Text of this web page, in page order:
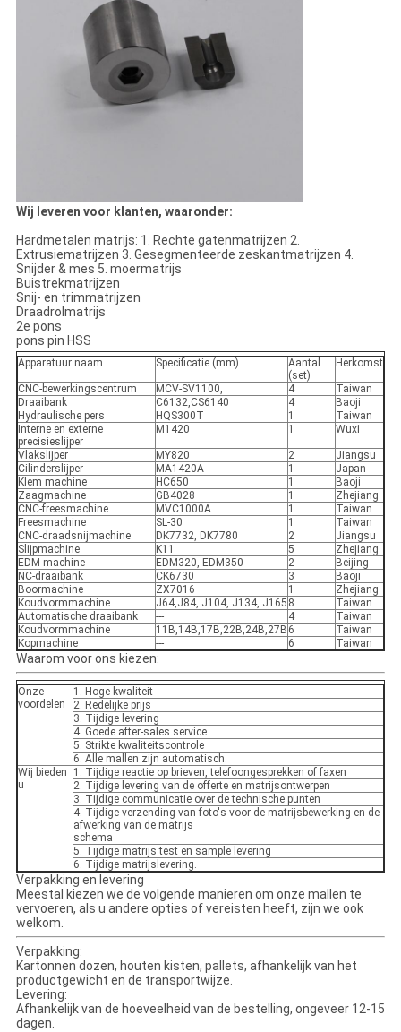
Wij leveren voor klanten, waaronder:
Hardmetalen matrijs: 1. Rechte gatenmatrijzen 2.
Extrusiematrijzen 3. Gesegmenteerde zeskantmatrijzen 4.
Snijder & mes 5. moermatrijs
Buistrekmatrijzen
Snij- en trimmatrijzen
Draadrolmatrijs
2e pons
pons pin HSS
Apparatuur naam Specificatie (mm)
Aantal
(set)
Herkomst
CNC-bewerkingscentrum MCV-SV1100, 4
Taiwan
Draaibank
C6132,CS6140 4
Baoji
Hydraulische pers
HQS300T 1
Taiwan
Interne en externe
precisieslijper
M1420 1 Wuxi
Vlakslijper MY820 2
Jiangsu
Cilinderslijper
MA1420A 1
Japan
Klem machine
HC650 1
Baoji
Zaagmachine
GB4028 1
Zhejiang
CNC-freesmachine
MVC1000A 1
Taiwan
Freesmachine
SL-30 1
Taiwan
CNC-draadsnijmachine
DK7732, DK7780 2
Jiangsu
Slijpmachine
K11 5
Zhejiang
EDM-machine
EDM320, EDM350 2
Beijing
NC-draaibank
CK6730 3
Baoji
Boormachine
ZX7016 1
Zhejiang
Koudvormmachine
J64,J84, J104, J134, J165 8
Taiwan
Automatische draaibank
--- 4
Taiwan
Koudvormmachine
11B,14B,17B,22B,24B,27B 6
Taiwan
Kopmachine
--- 6 Taiwan
Waarom voor ons kiezen:
Onze
voordelen
1. Hoge kwaliteit
2. Redelijke prijs
3. Tijdige levering
4. Goede after-sales service
5. Strikte kwaliteitscontrole
6. Alle mallen zijn automatisch.
Wij bieden
u
1. Tijdige reactie op brieven, telefoongesprekken of faxen
2. Tijdige levering van de offerte en matrijsontwerpen
3. Tijdige communicatie over de technische punten
4. Tijdige verzending van foto's voor de matrijsbewerking en de
afwerking van de matrijs
schema
5. Tijdige matrijs test en sample levering
6. Tijdige matrijslevering.
Verpakking en levering
Meestal kiezen we de volgende manieren om onze mallen te
vervoeren, als u andere opties of vereisten heeft, zijn we ook
welkom.
Verpakking:
Kartonnen dozen, houten kisten, pallets, afhankelijk van het
productgewicht en de transportwijze.
Levering:
Afhankelijk van de hoeveelheid van de bestelling, ongeveer 12-15
dagen.